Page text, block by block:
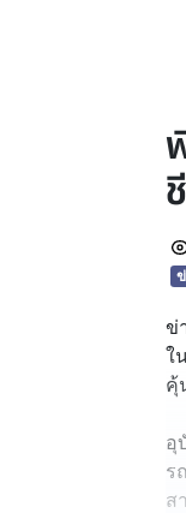
ข่
ใ
คุ้
อุ
ร
ส